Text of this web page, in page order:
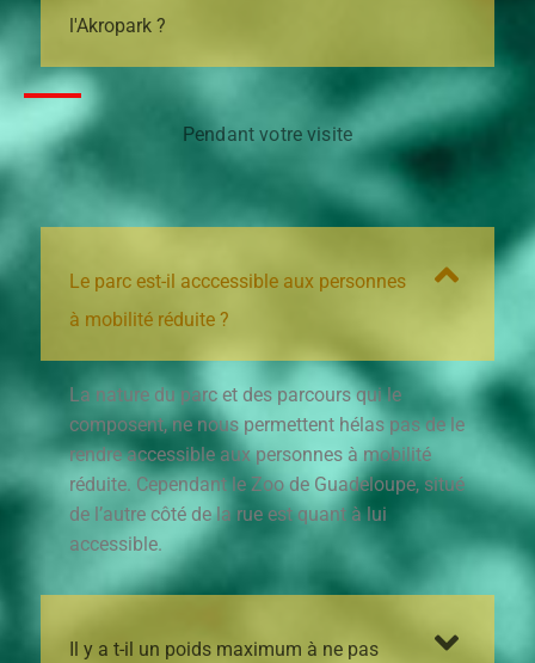
l'Akropark ?
Pendant votre visite
Le parc est-il acccessible aux personnes
à mobilité réduite ?
La nature du parc et des parcours qui le
composent, ne nous permettent hélas pas de le
rendre accessible aux personnes à mobilité
réduite. Cependant le Zoo de Guadeloupe, situé
de l’autre côté de la rue est quant à lui
accessible.
Il y a t-il un poids maximum à ne pas